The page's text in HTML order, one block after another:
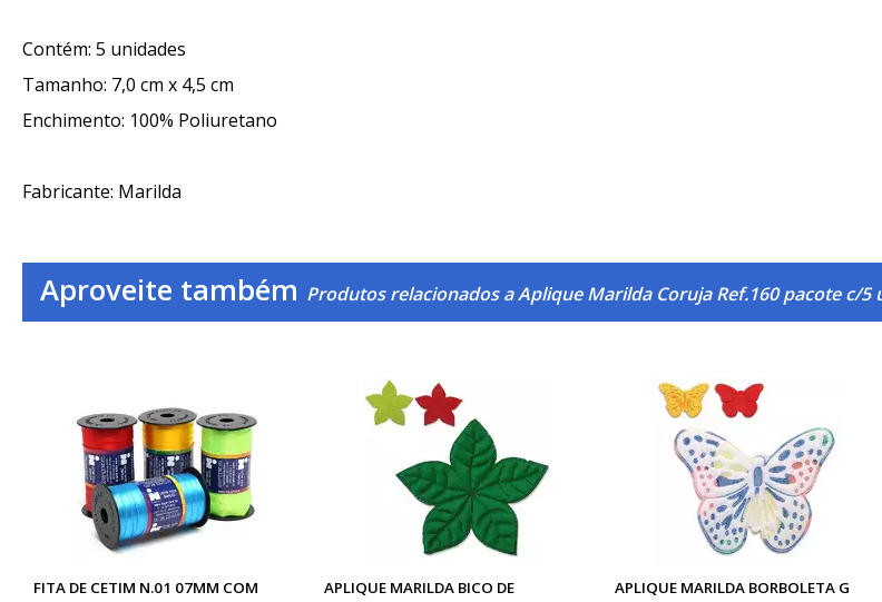
Contém: 5 unidades
Tamanho: 7,0 cm x 4,5 cm
Enchimento: 100% Poliuretano
Fabricante: Marilda
Aproveite também Produtos relacionados a Aplique Marilda Coruja Ref.160 pacote c/5
FITA DE CETIM N.01 07MM COM
APLIQUE MARILDA BICO DE
APLIQUE MARILDA BORBOLETA G